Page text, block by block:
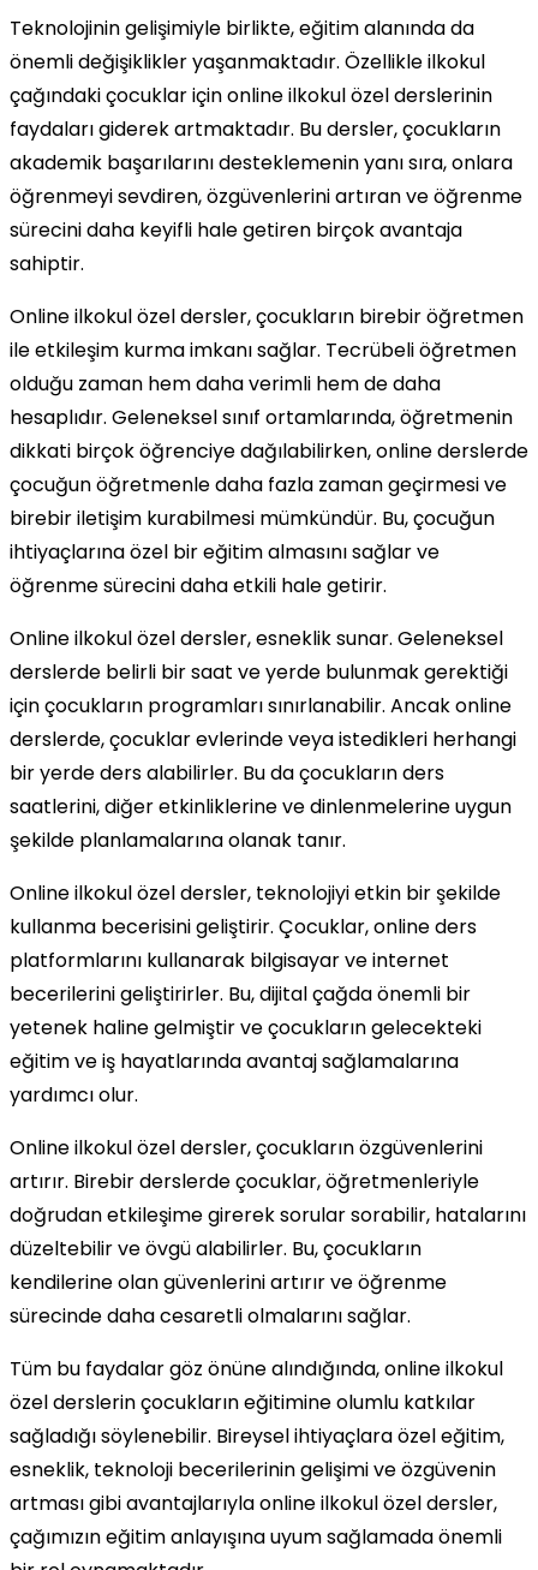
Teknolojinin gelişimiyle birlikte, eğitim alanında da
önemli değişiklikler yaşanmaktadır. Özellikle ilkokul
çağındaki çocuklar için online ilkokul özel derslerinin
faydaları giderek artmaktadır. Bu dersler, çocukların
akademik başarılarını desteklemenin yanı sıra, onlara
öğrenmeyi sevdiren, özgüvenlerini artıran ve öğrenme
sürecini daha keyifli hale getiren birçok avantaja
sahiptir.
Online ilkokul özel dersler, çocukların birebir öğretmen
ile etkileşim kurma imkanı sağlar. Tecrübeli öğretmen
olduğu zaman hem daha verimli hem de daha
hesaplıdır. Geleneksel sınıf ortamlarında, öğretmenin
dikkati birçok öğrenciye dağılabilirken, online derslerde
çocuğun öğretmenle daha fazla zaman geçirmesi ve
birebir iletişim kurabilmesi mümkündür. Bu, çocuğun
ihtiyaçlarına özel bir eğitim almasını sağlar ve
öğrenme sürecini daha etkili hale getirir.
Online ilkokul özel dersler, esneklik sunar. Geleneksel
derslerde belirli bir saat ve yerde bulunmak gerektiği
için çocukların programları sınırlanabilir. Ancak online
derslerde, çocuklar evlerinde veya istedikleri herhangi
bir yerde ders alabilirler. Bu da çocukların ders
saatlerini, diğer etkinliklerine ve dinlenmelerine uygun
şekilde planlamalarına olanak tanır.
Online ilkokul özel dersler, teknolojiyi etkin bir şekilde
kullanma becerisini geliştirir. Çocuklar, online ders
platformlarını kullanarak bilgisayar ve internet
becerilerini geliştirirler. Bu, dijital çağda önemli bir
yetenek haline gelmiştir ve çocukların gelecekteki
eğitim ve iş hayatlarında avantaj sağlamalarına
yardımcı olur.
Online ilkokul özel dersler, çocukların özgüvenlerini
artırır. Birebir derslerde çocuklar, öğretmenleriyle
doğrudan etkileşime girerek sorular sorabilir, hatalarını
düzeltebilir ve övgü alabilirler. Bu, çocukların
kendilerine olan güvenlerini artırır ve öğrenme
sürecinde daha cesaretli olmalarını sağlar.
Tüm bu faydalar göz önüne alındığında, online ilkokul
özel derslerin çocukların eğitimine olumlu katkılar
sağladığı söylenebilir. Bireysel ihtiyaçlara özel eğitim,
esneklik, teknoloji becerilerinin gelişimi ve özgüvenin
artması gibi avantajlarıyla online ilkokul özel dersler,
çağımızın eğitim anlayışına uyum sağlamada önemli